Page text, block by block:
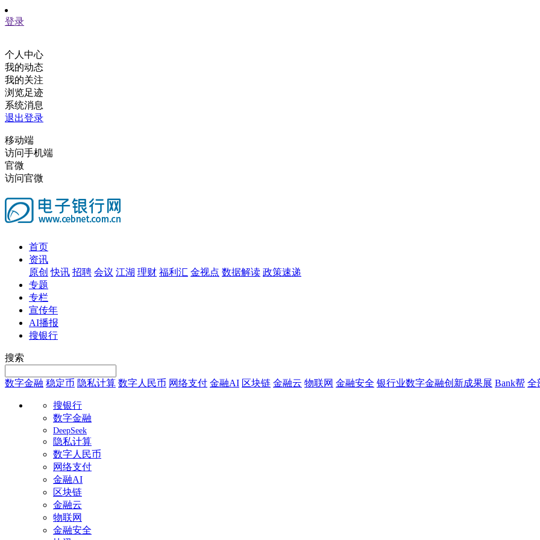
登录
个人中心
我的动态
我的关注
浏览足迹
系统消息
退出登录
移动端
访问手机端
官微
访问官微
首页
资讯
原创 快讯 招聘 会议 江湖 理财 福利汇 金视点 数据解读 政策速递
专题
专栏
宣传年
AI播报
搜银行
搜索
数字金融 稳定币 隐私计算 数字人民币 网络支付 金融AI 区块链 金融云 物联网 金融安全 银行业数字金融创新成果展 Bank帮 全
搜银行
数字金融
DeepSeek
隐私计算
数字人民币
网络支付
金融AI
区块链
金融云
物联网
金融安全